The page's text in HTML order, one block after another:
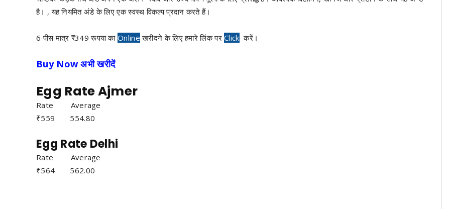
है। , यह नियमित अंडे के लिए एक स्वस्थ विकल्प प्रदान करते हैं।
6 पीस मात्र ₹349 रूपया का Online खरीदने के लिए हमारे लिंक परClick करें।
Buy Now अभी खरीदें
Egg Rate Ajmer
Rate Average
₹559 554.80
Egg Rate Delhi
Rate Average
₹564 562.00